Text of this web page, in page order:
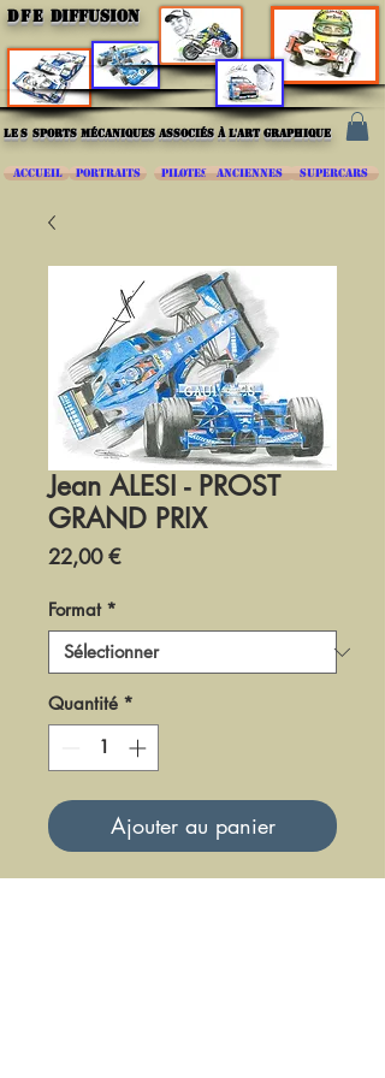
DFE DIFFUSION
les sports mécaniques associés à l'art graphique
ACCUEIL PORTRAITS PILOTES ANCIENNES SUPERCARS
Jean ALESI - PROST
GRAND PRIX
22,00 €Prix
Format *
Quantité *
Ajouter au panier